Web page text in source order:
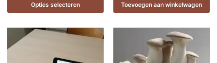
Opties selecteren Toevoegen aan winkelwagen